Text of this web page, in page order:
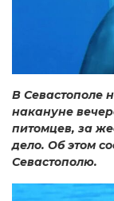
В Севастополе
накануне
питомцев, за
дело. Об этом
Севастополю.